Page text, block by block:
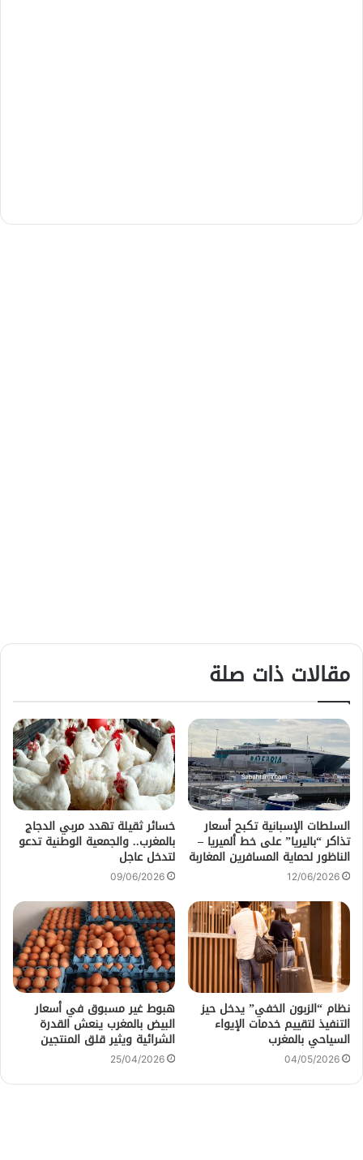
مقالات ذات صلة
السلطات الإسبانية تكبح أسعار
تذاكر “باليريا” على خط ألميريا –
الناظور لحماية المسافرين المغاربة
12/06/2026
خسائر ثقيلة تهدد مربي الدجاج
بالمغرب.. والجمعية الوطنية تدعو
لتدخل عاجل
09/06/2026
نظام “الزبون الخفي” يدخل حيز
التنفيذ لتقييم خدمات الإيواء
السياحي بالمغرب
04/05/2026
هبوط غير مسبوق في أسعار
البيض بالمغرب ينعش القدرة
الشرائية ويثير قلق المنتجين
25/04/2026